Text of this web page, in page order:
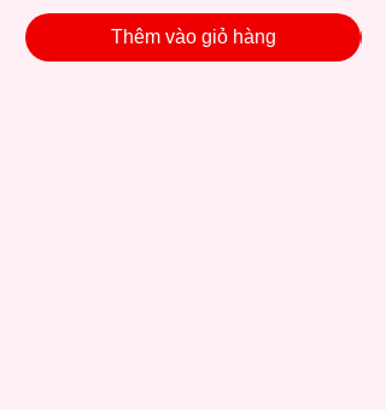
Thêm vào giỏ hàng